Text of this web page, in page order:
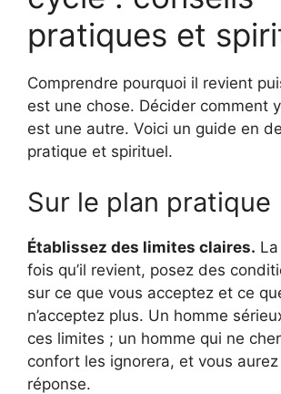
pratiques et
Comprendre pourquoi il revient
est une chose. Décider comment
est une autre. Voici un guide en
pratique et spirituel.
Sur le plan pratique
Établissez des limites claires.
fois qu’il revient, posez des
sur ce que vous acceptez et ce
n’acceptez plus. Un homme
ces limites ; un homme qui ne
confort les ignorera, et vous
réponse.